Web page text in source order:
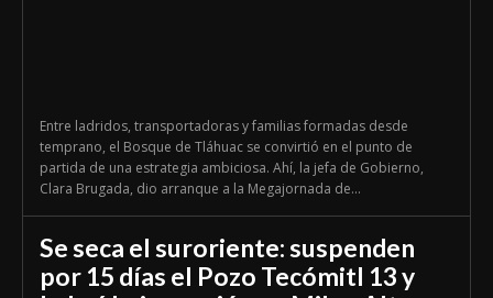
Entre ladridos, transportadoras y familias formadas desde
temprano, el Bosque de Tláhuac se convirtió en el punto de
partida de una estrategia ambiciosa. Ahí, la jefa de Gobierno,
Clara Brugada, dio arranque a la Megajornada de...
Se seca el suroriente: suspenden
por 15 días el Pozo Tecómitl 13 y